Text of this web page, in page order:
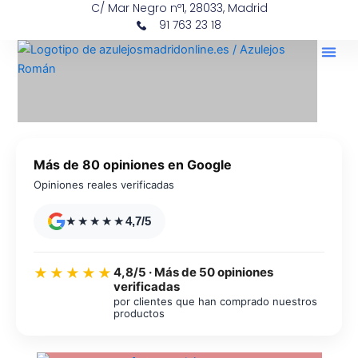
contenido
C/ Mar Negro nº1, 28033, Madrid
91 763 23 18
Más de 80 opiniones en Google
Opiniones reales verificadas
★★★★★4,7/5
★★★★★ 4,8/5 · Más de 50 opiniones
verificadas
por clientes que han comprado nuestros
productos